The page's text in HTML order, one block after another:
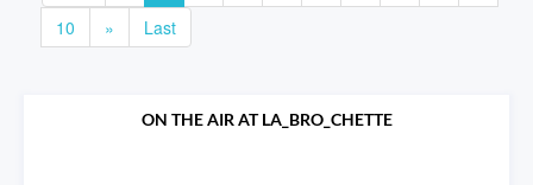
10
» Last
ON THE AIR AT LA_BRO_CHETTE